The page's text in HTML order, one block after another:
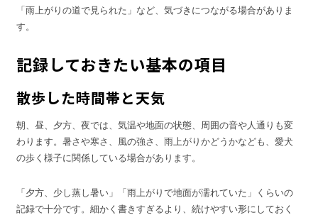
「雨上がりの道で見られた」など、気づきにつながる場合がありま
す。
記録しておきたい基本の項目
散歩した時間帯と天気
朝、昼、夕方、夜では、気温や地面の状態、周囲の音や人通りも変
わります。暑さや寒さ、風の強さ、雨上がりかどうかなども、愛犬
の歩く様子に関係している場合があります。
「夕方、少し蒸し暑い」「雨上がりで地面が濡れていた」くらいの
記録で十分です。細かく書きすぎるより、続けやすい形にしておく